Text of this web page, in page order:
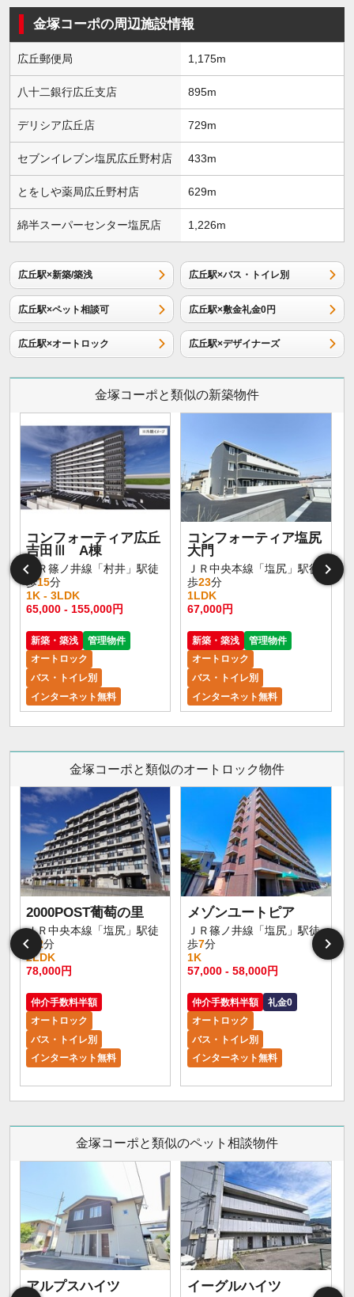
金塚コーポの周辺施設情報
広丘郵便局 1,175m
八十二銀行広丘支店 895m
デリシア広丘店 729m
セブンイレブン塩尻広丘野村店 433m
とをしや薬局広丘野村店 629m
綿半スーパーセンター塩尻店 1,226m
広丘駅×新築/築浅 広丘駅×バス・トイレ別
広丘駅×ペット相談可 広丘駅×敷金礼金0円
広丘駅×オートロック 広丘駅×デザイナーズ
金塚コーポと類似の新築物件
コンフォーティア広丘
吉田Ⅲ A棟
ＪＲ篠ノ井線「村井」駅徒
歩15分
1K - 3LDK
65,000 - 155,000円
新築・築浅
管理物件
オートロック
バス・トイレ別
インターネット無料
コンフォーティア塩尻
大門
ＪＲ中央本線「塩尻」駅徒
歩23分
1LDK
67,000円
新築・築浅
管理物件
オートロック
バス・トイレ別
インターネット無料
金塚コーポと類似のオートロック物件
2000POST葡萄の里
ＪＲ中央本線「塩尻」駅徒
歩
2分
2LDK
78,000円
仲介手数料半額
オートロック
バス・トイレ別
インターネット無料
メゾンユートピア
ＪＲ篠ノ井線「塩尻」駅徒
歩7分
1K
57,000 - 58,000円
仲介手数料半額
礼金0
オートロック
バス・トイレ別
インターネット無料
金塚コーポと類似のペット相談物件
アルプスハイツ イーグルハイツ